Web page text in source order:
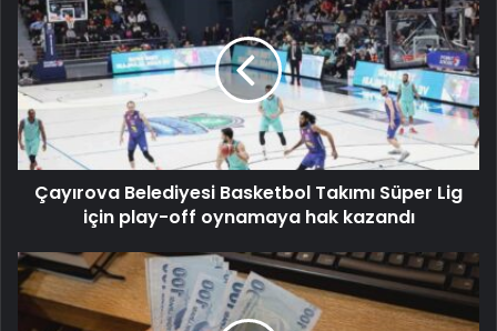
Çayırova Belediyesi Basketbol Takımı Süper Lig
için play-off oynamaya hak kazandı